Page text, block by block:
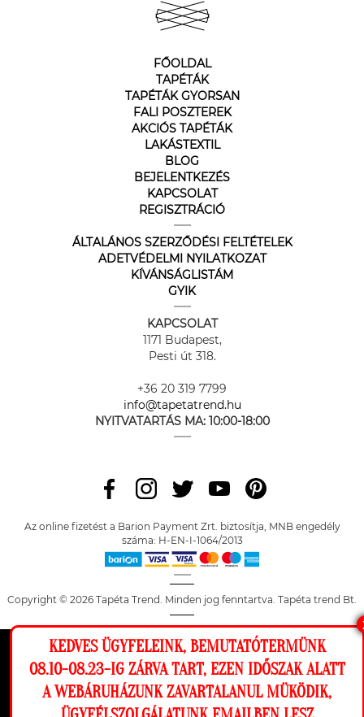
Ez a weboldal cookie-kat használ, hogy a
lehető legjobb élményt nyújtsa honlapunkon.
Beállítások
FŐOLDAL
TAPÉTÁK
TAPÉTÁK GYORSAN
FALI POSZTEREK
AKCIÓS TAPÉTÁK
LAKÁSTEXTIL
BLOG
BEJELENTKEZÉS
KAPCSOLAT
REGISZTRÁCIÓ
ÁLTALÁNOS SZERZŐDÉSI FELTÉTELEK
ADETVÉDELMI NYILATKOZAT
KÍVÁNSÁGLISTÁM
GYIK
KAPCSOLAT
1171 Budapest,
Pesti út 318.
+36 20 319 7799
info@tapetatrend.hu
NYITVATARTÁS MA: 10:00-18:00
Az online fizetést a Barion Payment Zrt. biztosítja, MNB engedély
száma: H-EN-I-1064/2013
Copyright © 2026 Tapéta Trend. Minden jog fenntartva. Tapéta trend Bt.
KEDVES ÜGYFELEINK, BEMUTATÓTERMÜNK
08.10-08.23-IG ZÁRVA TART, EZEN IDŐSZAK ALATT
A WEBÁRUHÁZUNK ZAVARTALANUL MÜKÖDIK,